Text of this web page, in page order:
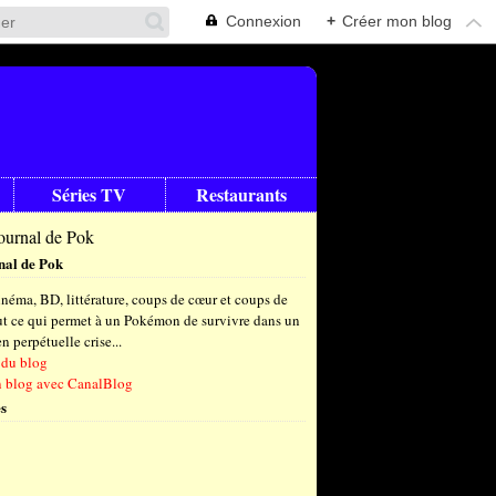
Connexion + Créer mon blog
Séries TV Restaurants
de Pok
BD, littérature, coups de cœur et coups de
ce qui permet à un Pokémon de survivre dans un
perpétuelle crise...
blog
blog avec CanalBlog